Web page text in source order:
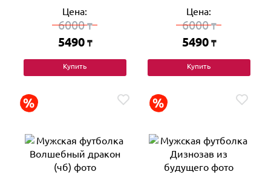
Цена:
6000₸
5490 ₸
Купить
Цена:
6000₸
5490 ₸
Купить